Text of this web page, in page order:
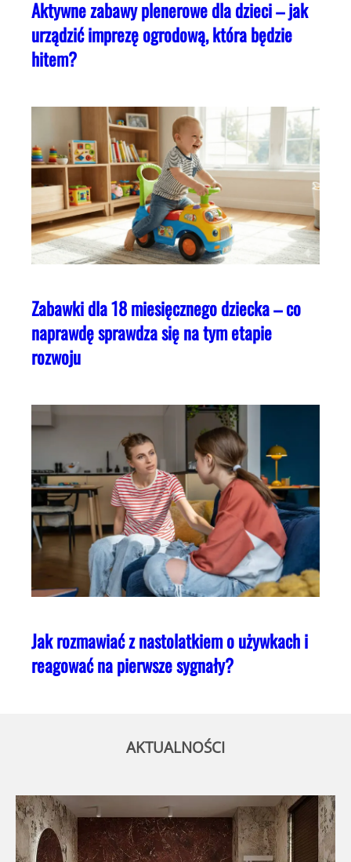
Aktywne zabawy plenerowe dla dzieci – jak
urządzić imprezę ogrodową, która będzie
hitem?
Zabawki dla 18 miesięcznego dziecka – co
naprawdę sprawdza się na tym etapie
rozwoju
Jak rozmawiać z nastolatkiem o używkach i
reagować na pierwsze sygnały?
AKTUALNOŚCI